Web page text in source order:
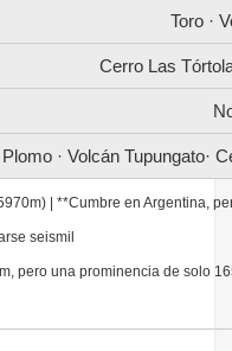
Toro ·
Cerro Las
· Volcán Tupungato·
| **Cumbre en Argentina,
seismil
pero una prominencia de solo